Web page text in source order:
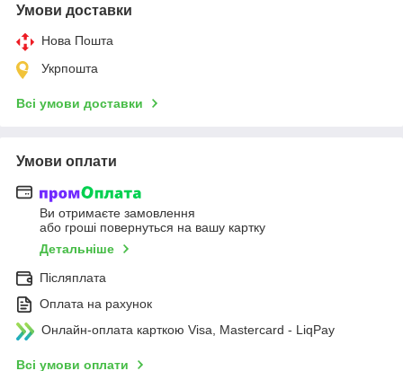
Умови доставки
Нова Пошта
Укрпошта
Всі умови доставки
Умови оплати
Ви отримаєте замовлення
або гроші повернуться на вашу картку
Детальніше
Післяплата
Оплата на рахунок
Онлайн-оплата карткою Visa, Mastercard - LiqPay
Всі умови оплати